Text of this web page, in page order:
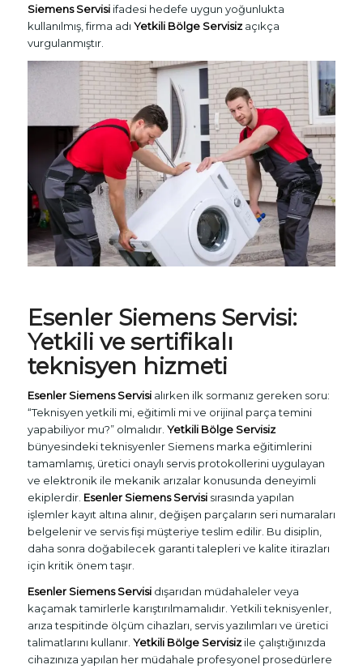
Siemens Servisiifadesi hedefe uygun yoğunlukta
kullanılmış, firma adı Yetkili Bölge Servisizaçıkça
vurgulanmıştır.
Esenler Siemens Servisi:
Yetkili ve sertifikalı
teknisyen hizmeti
Esenler Siemens Servisialırken ilk sormanız gereken soru:
“Teknisyen yetkili mi, eğitimli mi ve orijinal parça temini
yapabiliyor mu?” olmalıdır. Yetkili Bölge Servisiz
bünyesindeki teknisyenler Siemens marka eğitimlerini
tamamlamış, üretici onaylı servis protokollerini uygulayan
ve elektronik ile mekanik arızalar konusunda deneyimli
ekiplerdir. Esenler Siemens Servisisırasında yapılan
işlemler kayıt altına alınır, değişen parçaların seri numaraları
belgelenir ve servis fişi müşteriye teslim edilir. Bu disiplin,
daha sonra doğabilecek garanti talepleri ve kalite itirazları
için kritik önem taşır.
Esenler Siemens Servisidışarıdan müdahaleler veya
kaçamak tamirlerle karıştırılmamalıdır. Yetkili teknisyenler,
arıza tespitinde ölçüm cihazları, servis yazılımları ve üretici
talimatlarını kullanır. Yetkili Bölge Servisizile çalıştığınızda
cihazınıza yapılan her müdahale profesyonel prosedürlere